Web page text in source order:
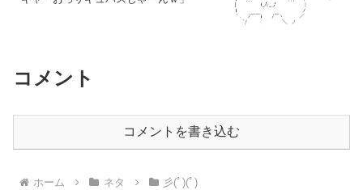
コメント
コメントを書き込む
ホーム ネタ 彡(ﾟ)(ﾟ)